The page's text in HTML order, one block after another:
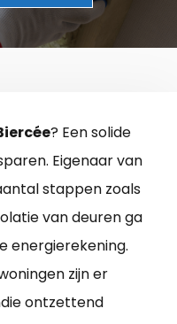
? Een solide
Eigenaar van
stappen zoals
van deuren ga
energierekening.
zijn er
ontzettend